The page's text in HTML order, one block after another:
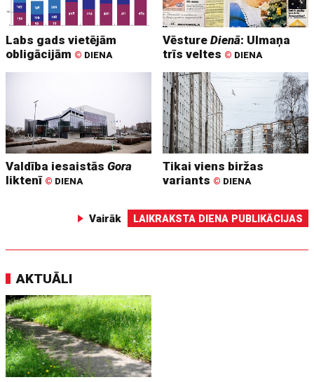
Labs gads vietējām
obligācijām © DIENA
VēstureDienā: Ulmaņa
trīs veltes © DIENA
Valdība iesaistāsGora
liktenī © DIENA
Tikai viens biržas
variants © DIENA
Vairāk LAIKRAKSTA DIENA PUBLIKĀCIJAS
AKTUĀLI